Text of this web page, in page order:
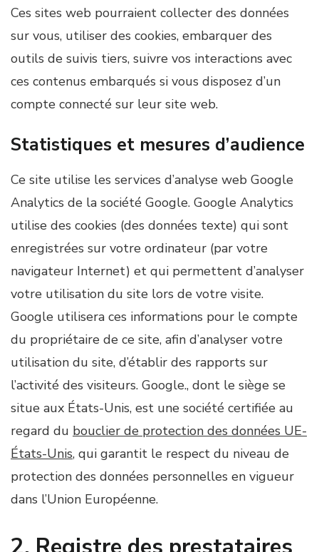
Ces sites web pourraient collecter des données
sur vous, utiliser des cookies, embarquer des
outils de suivis tiers, suivre vos interactions avec
ces contenus embarqués si vous disposez d’un
compte connecté sur leur site web.
Statistiques et mesures d’audience
Ce site utilise les services d’analyse web Google
Analytics de la société Google. Google Analytics
utilise des cookies (des données texte) qui sont
enregistrées sur votre ordinateur (par votre
navigateur Internet) et qui permettent d’analyser
votre utilisation du site lors de votre visite.
Google utilisera ces informations pour le compte
du propriétaire de ce site, afin d’analyser votre
utilisation du site, d’établir des rapports sur
l’activité des visiteurs. Google., dont le siège se
situe aux États-Unis, est une société certifiée au
regard du bouclier de protection des données UE-
États-Unis, qui garantit le respect du niveau de
protection des données personnelles en vigueur
dans l’Union Européenne.